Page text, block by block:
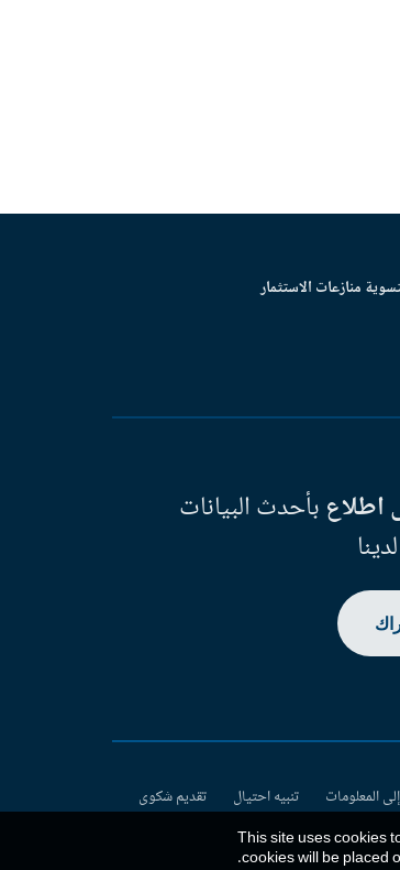
منازعات الاستثمار
اطلاعبأحدث البيانات
المعلومات تنبيه احتيال
تقديم شكوى
This site uses cookies
cookies will be placed
.